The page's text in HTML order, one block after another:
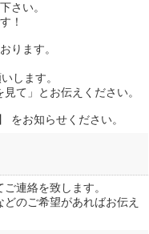
さい。
！
ります。
します。
て」とお伝えください。
をお知らせください。
連絡を致します。
のご希望があればお伝え